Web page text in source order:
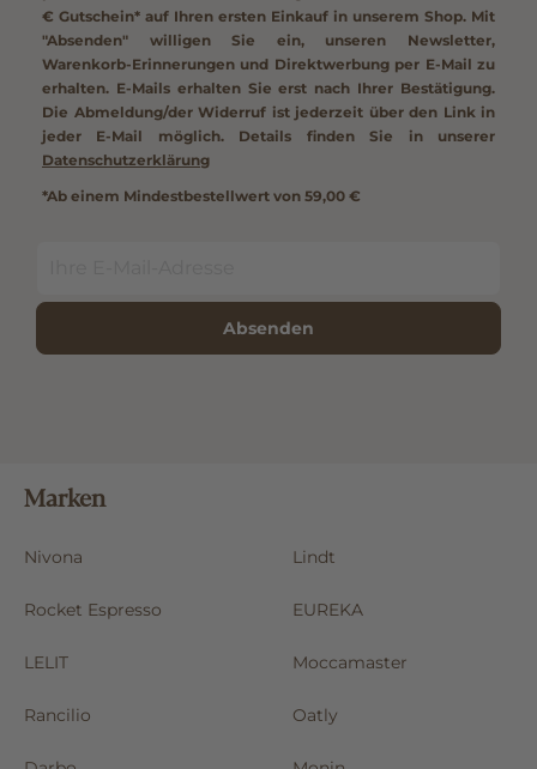
€ Gutschein* auf Ihren ersten Einkauf in unserem Shop. Mit
"Absenden" willigen Sie ein, unseren Newsletter,
Warenkorb-Erinnerungen und Direktwerbung per E-Mail zu
erhalten. E-Mails erhalten Sie erst nach Ihrer Bestätigung.
Die Abmeldung/der Widerruf ist jederzeit über den Link in
jeder E-Mail möglich. Details finden Sie in unserer
Datenschutzerklärung
*Ab einem Mindestbestellwert von 59,00 €
Absenden
Marken
Nivona Lindt
Rocket Espresso EUREKA
LELIT Moccamaster
Rancilio Oatly